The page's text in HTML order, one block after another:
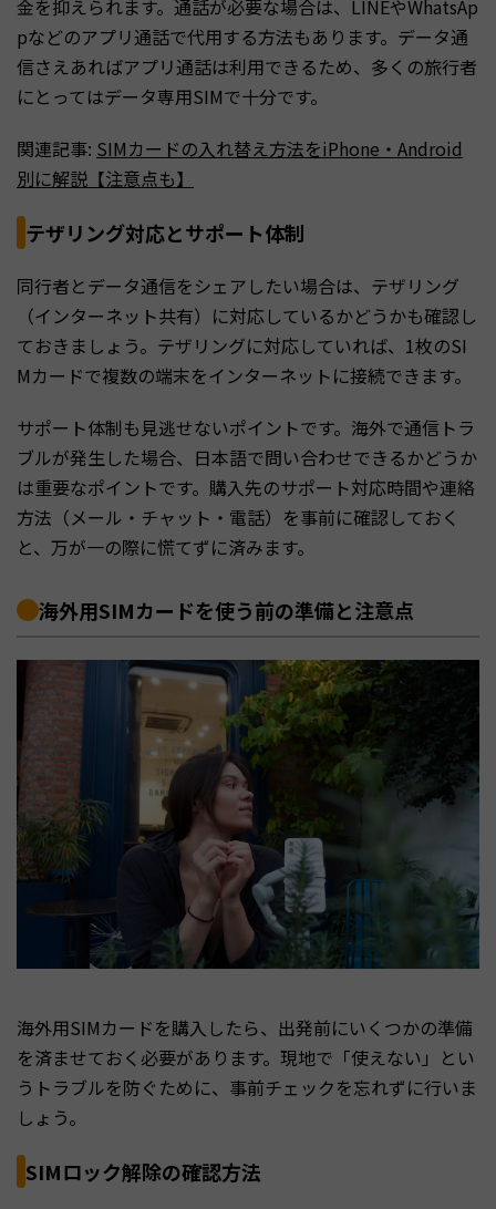
金を抑えられます。通話が必要な場合は、LINEやWhatsAp
pなどのアプリ通話で代用する方法もあります。データ通
信さえあればアプリ通話は利用できるため、多くの旅行者
にとってはデータ専用SIMで十分です。
関連記事: SIMカードの入れ替え方法をiPhone・Android
別に解説【注意点も】
テザリング対応とサポート体制
同行者とデータ通信をシェアしたい場合は、テザリング
（インターネット共有）に対応しているかどうかも確認し
ておきましょう。テザリングに対応していれば、1枚のSI
Mカードで複数の端末をインターネットに接続できます。
サポート体制も見逃せないポイントです。海外で通信トラ
ブルが発生した場合、日本語で問い合わせできるかどうか
は重要なポイントです。購入先のサポート対応時間や連絡
方法（メール・チャット・電話）を事前に確認しておく
と、万が一の際に慌てずに済みます。
海外用SIMカードを使う前の準備と注意点
海外用SIMカードを購入したら、出発前にいくつかの準備
を済ませておく必要があります。現地で「使えない」とい
うトラブルを防ぐために、事前チェックを忘れずに行いま
しょう。
SIMロック解除の確認方法